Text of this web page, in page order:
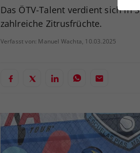
Das ÖTV-Talent verdient sich in
zahlreiche Zitrusfrüchte.
Verfasst von: Manuel Wachta, 10.03.2025